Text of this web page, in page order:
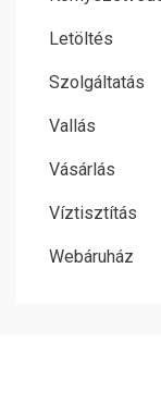
Letöltés
Szolgáltatás
Vallás
Vásárlás
Víztisztítás
Webáruház